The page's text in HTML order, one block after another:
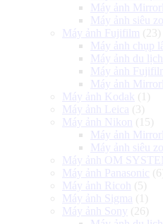
Máy ảnh
Máy ảnh siêu
Máy ảnh Fujifilm (23)
Máy ảnh chụp
Máy ảnh du
Máy ảnh
Máy ảnh
Máy ảnh Kodak (1)
Máy ảnh Leica (3)
Máy ảnh Nikon
(15)
Máy ảnh
Máy ảnh siêu
Máy ảnh OM
Máy ảnh Panasonic
Máy ảnh Ricoh
(5)
Máy ảnh Sigma (1)
Máy ảnh Sony (26)